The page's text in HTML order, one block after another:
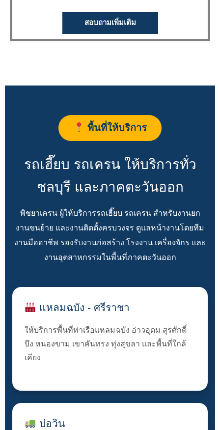
สอบถามเพิ่มเติม
พื้นที่ให้บริการ
รถเฮี๊ยบ รถเครน ให้บริการทั่ว
ชลบุรี และภาคตะวันออก
พิชยาเครน ผู้ให้บริการรถเฮี๊ยบ รถเครน สำหรับงานยก
งานขนย้าย และงานติดตั้งครบวงจร ดูแลหน้างานโดยทีม
งานมืออาชีพ รองรับงานก่อสร้าง โรงงาน เครื่องจักร และ
งานอุตสาหกรรมในพื้นที่ภาคตะวันออก
แหลมฉบัง - ศรีราชา
ให้บริการพื้นที่ท่าเรือแหลมฉบัง อ่าวอุดม สุรศักดิ์
บึง หนองขาม เขาคันทรง ทุ่งสุขลา และพื้นที่ใกล้
เคียง
บ่อวิน